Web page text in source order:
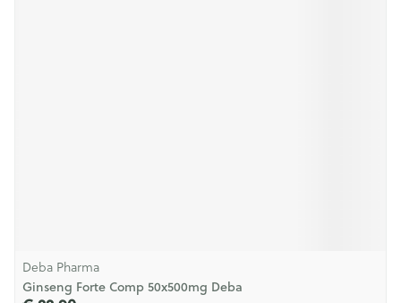
Deba Pharma
Ginseng Forte Comp 50x500mg Deba